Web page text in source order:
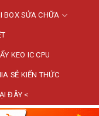
BOX SỬA CHỮA
KEO IC CPU
SẺ KIẾN THỨC
ĐÂY <